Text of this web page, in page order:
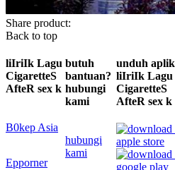
Share product:
Back to top
liIriIk Lagu
CigaretteS
AfteR sex k
B0kep Asia
Epporner
butuh
bantuan?
hubungi
kami
hubungi
kami
unduh
liIriIk Lagu
CigaretteS
AfteR sex k